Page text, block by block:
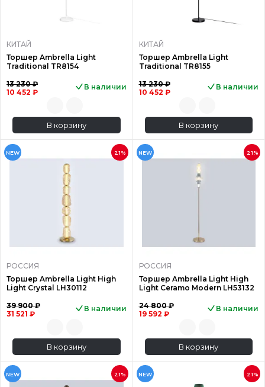
КИТАЙ
Торшер Ambrella Light
Traditional TR8154
13 230 ₽
10 452 ₽
В наличии
В корзину
КИТАЙ
Торшер Ambrella Light
Traditional TR8155
13 230 ₽
10 452 ₽
В наличии
В корзину
NEW 21%
РОССИЯ
Торшер Ambrella Light High
Light Crystal LH30112
39 900 ₽
31 521 ₽
В наличии
В корзину
NEW 21%
РОССИЯ
Торшер Ambrella Light High
Light Ceramo Modern LH53132
24 800 ₽
19 592 ₽
В наличии
В корзину
NEW 21% NEW 21%